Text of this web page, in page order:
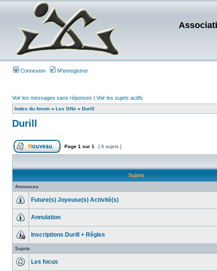
Connexion M’enregistrer
Voir les messages sans réponses | Voir les sujets actifs
Index du forum » Les GNs » Durill
Durill
Page 1 sur 1 [ 6 sujets ]
Sujets
Annonces
Future(s) Joyeuse(s) Activité(s)
Annulation
Inscriptions Durill + Rêgles
Sujets
Les focus